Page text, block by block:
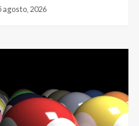
agosto, 2026